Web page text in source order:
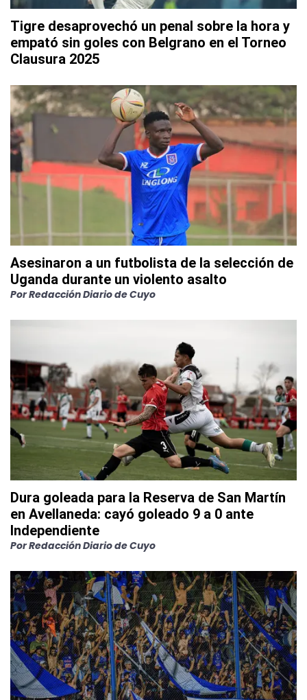
Tigre desaprovechó un penal sobre la hora y
empató sin goles con Belgrano en el Torneo
Clausura 2025
Asesinaron a un futbolista de la selección de
Uganda durante un violento asalto
PorRedacción Diario de Cuyo
Dura goleada para la Reserva de San Martín
en Avellaneda: cayó goleado 9 a 0 ante
Independiente
PorRedacción Diario de Cuyo